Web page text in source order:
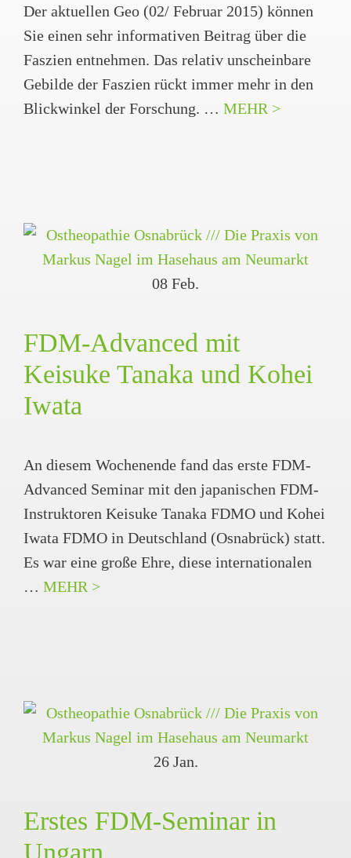
Der aktuellen Geo (02/ Februar 2015) können
Sie einen sehr informativen Beitrag über die
Faszien entnehmen. Das relativ unscheinbare
Gebilde der Faszien rückt immer mehr in den
Blickwinkel der Forschung. … MEHR >
08 Feb.
FDM-Advanced mit
Keisuke Tanaka und Kohei
Iwata
An diesem Wochenende fand das erste FDM-
Advanced Seminar mit den japanischen FDM-
Instruktoren Keisuke Tanaka FDMO und Kohei
Iwata FDMO in Deutschland (Osnabrück) statt.
Es war eine große Ehre, diese internationalen
… MEHR >
26Jan.
Erstes FDM-Seminar in
Ungarn